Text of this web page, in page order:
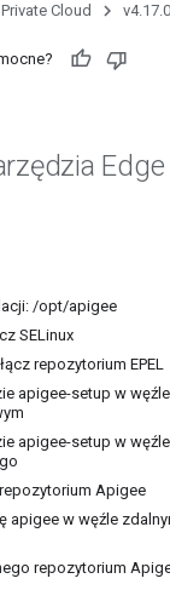
Cloud
/opt/apigee
SELinux
repozytorium EPEL
apigee-setup w
apigee-setup w
Apigee
apigee w węźle
repozytorium